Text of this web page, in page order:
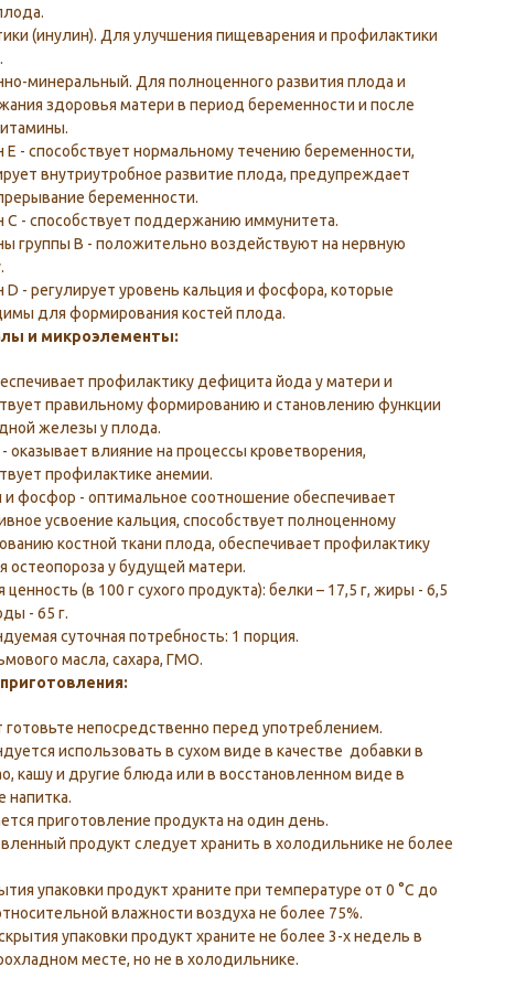
(инулин). Для улучшения пищеварения и профилактики
минеральный. Для полноценного развития плода и
здоровья матери в период беременности и после
Е - способствует нормальному течению беременности,
внутриутробное развитие плода, предупреждает
беременности.
С - способствует поддержанию иммунитета.
группы В - положительно воздействуют на нервную
D - регулирует уровень кальция и фосфора, которые
для формирования костей плода.
и микроэлементы:
профилактику дефицита йода у матери и
правильному формированию и становлению функции
железы у плода.
оказывает влияние на процессы кроветворения,
профилактике анемии.
и фосфор - оптимальное соотношение обеспечивает
усвоение кальция, способствует полноценному
костной ткани плода, обеспечивает профилактику
остеопороза у будущей матери.
(в 100 г сухого продукта): белки – 17,5 г, жиры - 6,5
- 65 г.
суточная потребность: 1 порция.
масла, сахара, ГМО.
готовьте непосредственно перед употреблением.
использовать в сухом виде в качестве добавки в
кашу и другие блюда или в восстановленном виде в
напитка.
приготовление продукта на один день.
продукт следует хранить в холодильнике не более
упаковки продукт храните при температуре от 0 °С до
влажности воздуха не более 75%.
упаковки продукт храните не более 3-х недель в
месте, но не в холодильнике.